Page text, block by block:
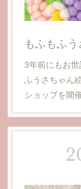
3年前にもお
ふうさちゃん
ショップを開